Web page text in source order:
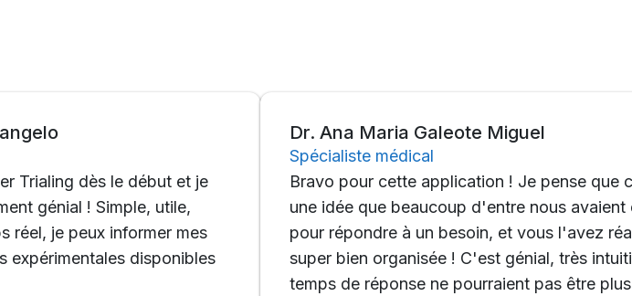
dès le début et je
! Simple, utile,
peux informer mes
disponibles
Dr. Ana Maria Galeote Miguel
Spécialiste médical
Bravo pour cette application ! Je pense que c'était
une idée que beaucoup d'entre nous avaient en tête
pour répondre à un besoin, et vous l'avez réalisée et
super bien organisée ! C'est génial, très intuitif, et les
temps de réponse ne pourraient pas être plus